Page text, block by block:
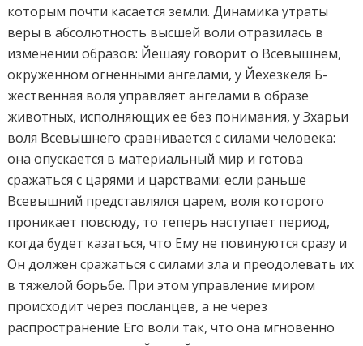
которым почти касается земли. Динамика утраты
веры в абсолютность высшей воли отразилась в
изменении образов: Йешаяу говорит о Всевышнем,
окруженном огненными ангелами, у Йехезкеля Б-
жественная воля управляет ангелами в образе
животных, исполняющих ее без понимания, у Зхарьи
воля Всевышнего сравнивается с силами человека:
она опускается в материальный мир и готова
сражаться с царями и царствами: если раньше
Всевышний представлялся царем, воля которого
проникает повсюду, то теперь наступает период,
когда будет казаться, что Ему не повинуются сразу и
Он должен сражаться с силами зла и преодолевать их
в тяжелой борьбе. При этом управление миром
происходит через посланцев, а не через
распространение Его воли так, что она мгновенно